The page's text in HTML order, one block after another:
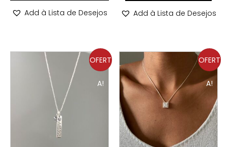
Add à Lista de Desejos Add à Lista de Desejos
OFERT
A!
OFERT
A!